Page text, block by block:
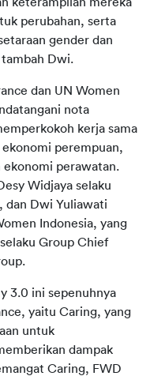
perubahan, serta
gender dan
dan UN Women
nota
kerja sama
perempuan,
ekonomi perawatan.
Widjaya selaku
dan Dwi Yuliawati
Indonesia, yang
Group Chief
3.0 ini sepenuhnya
yaitu Caring, yang
untuk
dampak
Caring, FWD